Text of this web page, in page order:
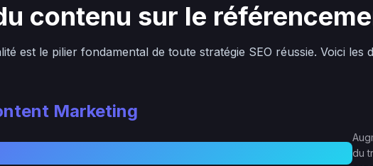
contenu sur le
est le pilier fondamental de toute stratégie SEO réussie. Voici les
Marketing
du